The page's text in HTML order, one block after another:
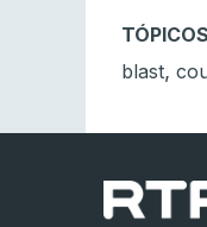
TÓPICOS
blast,